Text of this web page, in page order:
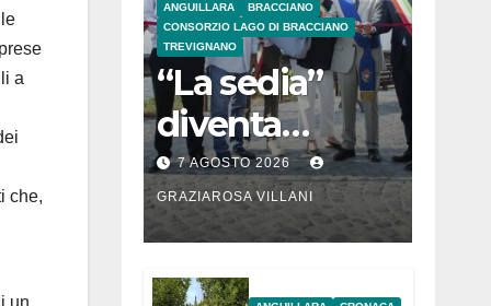
a
che,
un
ANGUILLARA
BRACCIANO
CONSORZIO LAGO DI BRACCIANO
TREVIGNANO
“La sedia”
diventa
Belvedere sul
lago di
Bracciano: ieri
l’inaugurazion
7 AGOSTO 2026
GRAZIAROSA VILLANI